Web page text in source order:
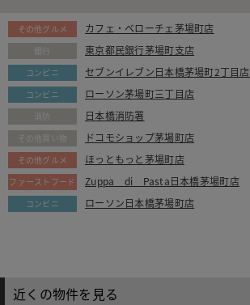
その他グルメ カフェ・ベローチェ茅場町店
銀行 東京都民銀行茅場町支店
コンビニ セブンイレブン日本橋茅場町2丁目店
コンビニ ローソン茅場町三丁目店
消防 日本橋消防署
その他買い物 ドコモショップ茅場町店
その他グルメ ほっともっと茅場町店
ファーストフード Zuppa di Pasta日本橋茅場町店
コンビニ ローソン日本橋茅場町店
近くの物件を見る